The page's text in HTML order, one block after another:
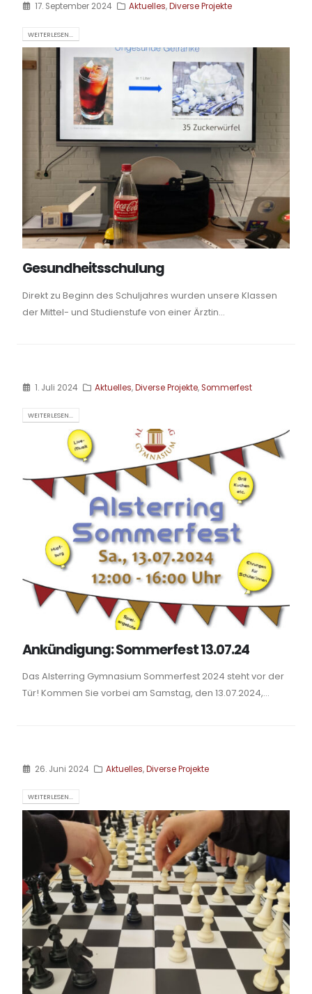
17. September 2024 Aktuelles,Diverse Projekte
WEITERLESEN...
Gesundheitsschulung
Direkt zu Beginn des Schuljahres wurden unsere Klassen
der Mittel- und Studienstufe von einer Ärztin...
1. Juli 2024 Aktuelles,Diverse Projekte,Sommerfest
WEITERLESEN...
Ankündigung: Sommerfest 13.07.24
Das Alsterring Gymnasium Sommerfest 2024 steht vor der
Tür! Kommen Sie vorbei am Samstag, den 13.07.2024,...
26. Juni 2024 Aktuelles,Diverse Projekte
WEITERLESEN...